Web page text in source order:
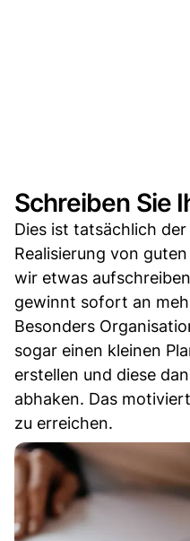
Schreiben Sie
Dies ist tatsächlich
Realisierung von
wir etwas
gewinnt sofort an
Besonders
sogar einen kleinen
erstellen und diese
abhaken. Das
zu erreichen.